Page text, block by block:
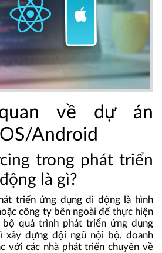
về dự án
Android
trong phát triển
là gì?
triển ứng dụng di động là hình
công ty bên ngoài để thực hiện
bộ quá trình phát triển ứng dụng
xây dựng đội ngũ nội bộ, doanh
với các nhà phát triển chuyên về